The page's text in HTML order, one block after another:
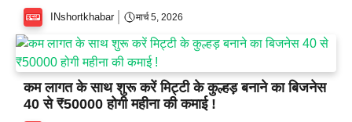
INshortkhabar मार्च 5, 2026
कम लागत के साथ शुरू करें मिट्टी के कुल्हड़ बनाने का बिजनेस
40 से ₹50000 होगी महीना की कमाई !